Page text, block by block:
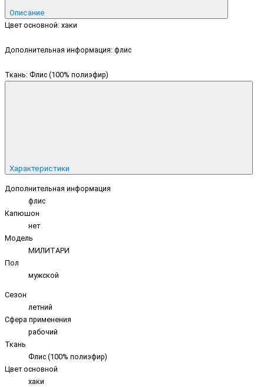
Описание
Цвет основной: хаки
Дополнительная информация: флис
Ткань: Флис (100% полиэфир)
Характеристики
Дополнительная информация
флис
Капюшон
нет
Модель
МИЛИТАРИ
Пол
мужской
Сезон
летний
Сфера применения
рабочий
Ткань
Флис (100% полиэфир)
Цвет основной
хаки